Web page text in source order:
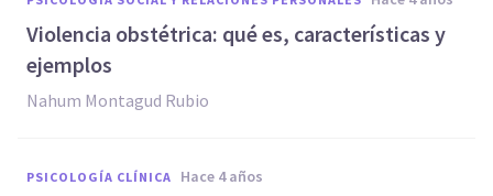
Violencia obstétrica: qué es, características y
ejemplos
Nahum Montagud Rubio
PSICOLOGÍA CLÍNICA hace 4 años